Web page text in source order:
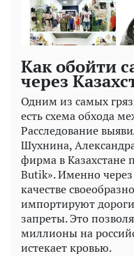
Как обойти
через
Одним из самых
есть схема обхода
Расследование
Шухнина,
фирма в Казахстане
Butik». Именно через
качестве
импортируют
запреты. Это
миллионы на
истекает кровью.